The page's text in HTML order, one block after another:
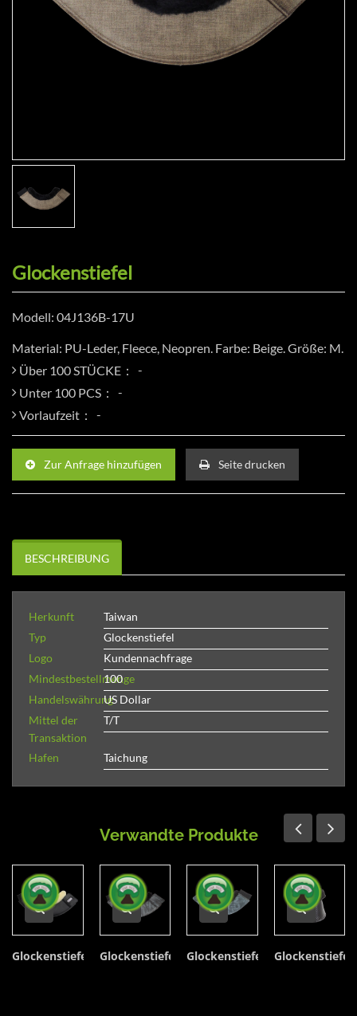
Glockenstiefel
Modell: 04J136B-17U
Material: PU-Leder, Fleece, Neopren. Farbe: Beige. Größe: M.
Über 100 STÜCKE：
Unter 100 PCS：
Vorlaufzeit：
Zur Anfrage hinzufügen Seite drucken
BESCHREIBUNG
Herkunft
Taiwan
Typ
Glockenstiefel
Logo
Kundennachfrage
Mindestbestellmenge
100
HandelswährungUS Dollar
Mittel der
Transaktion
T/T
Hafen Taichung
Verwandte Produkte
Glockenstiefel Glockenstiefel Glockenstiefel Glockenstiefel